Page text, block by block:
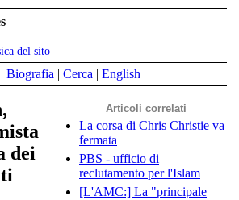
del sito
| Biografia | Cerca | English
Articoli correlati
La corsa di Chris Christie va
fermata
PBS - ufficio di
reclutamento per l'Islam
[L'AMC:] La "principale
dei